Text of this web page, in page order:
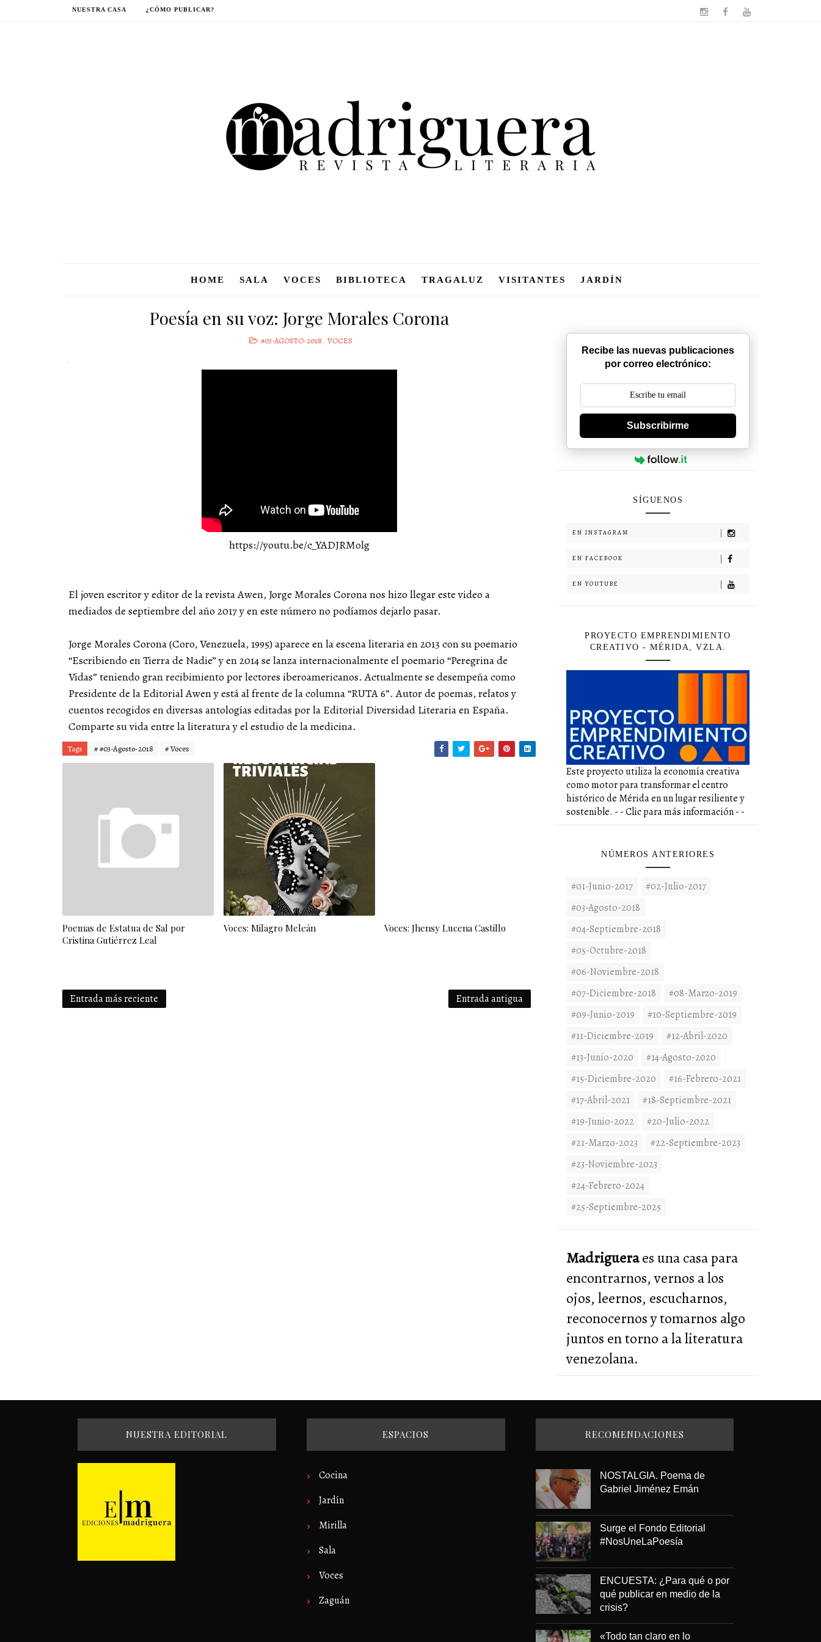
NUESTRA CASA ¿CÓMO PUBLICAR?
HOME SALA VOCES BIBLIOTECA TRAGALUZ VISITANTES JARDÍN
Poesía en su voz: Jorge Morales Corona
#03-AGOSTO-2018, VOCES
https://youtu.be/c_YADJRMolg
El joven escritor y editor de la revistaAwen, Jorge Morales Corona nos hizo llegar este video a
mediados de septiembre del año 2017 y en este número no podíamos dejarlo pasar.
Jorge Morales Corona (Coro, Venezuela, 1995) aparece en la escena literaria en 2013 con su poemario
“Escribiendo en Tierra de Nadie” y en 2014 se lanza internacionalmente el poemario “Peregrina de
Vidas” teniendo gran recibimiento por lectores iberoamericanos. Actualmente se desempeña como
Presidente de la Editorial Awen y está al frente de la columna “RUTA 6”. Autor de poemas, relatos y
cuentos recogidos en diversas antologías editadas por la Editorial Diversidad Literaria en España.
Comparte su vida entre la literatura y el estudio de la medicina.
Tags # #03-Agosto-2018 # Voces
Poemas de Estatua de Sal por
Cristina Gutiérrez Leal
Voces: Milagro Meleán Voces: Jhensy Lucena Castillo
Entrada más reciente Entrada antigua
Recibe las nuevas publicaciones
por correo electrónico:
Subscribirme
SÍGUENOS
EN INSTAGRAM
EN FACEBOOK
EN YOUTUBE
PROYECTO EMPRENDIMIENTO
CREATIVO - MÉRIDA, VZLA.
Este proyecto utiliza la economía creativa
como motor para transformar el centro
histórico de Mérida en un lugar resiliente y
sostenible. - - Clic para más información - -
NÚMEROS ANTERIORES
#01-Junio-2017
#02-Julio-2017
#03-Agosto-2018
#04-Septiembre-2018
#05-Octubre-2018
#06-Noviembre-2018
#07-Diciembre-2018
#08-Marzo-2019
#09-Junio-2019
#10-Septiembre-2019
#11-Diciembre-2019
#12-Abril-2020
#13-Junio-2020
#14-Agosto-2020
#15-Diciembre-2020
#16-Febrero-2021
#17-Abril-2021
#18-Septiembre-2021
#19-Junio-2022
#20-Julio-2022
#21-Marzo-2023
#22-Septiembre-2023
#23-Noviembre-2023
#24-Febrero-2024
#25-Septiembre-2025
Madrigueraes una casa para
encontrarnos, vernos a los
ojos, leernos, escucharnos,
reconocernos y tomarnos algo
juntos en torno a la literatura
venezolana.
NUESTRA EDITORIAL ESPACIOS
Cocina
Jardín
Mirilla
Sala
Voces
Zaguán
RECOMENDACIONES
NOSTALGIA. Poema de
Gabriel Jiménez Emán
Surge el Fondo Editorial
#NosUneLaPoesía
ENCUESTA: ¿Para qué o por
qué publicar en medio de la
crisis?
«Todo tan claro en lo